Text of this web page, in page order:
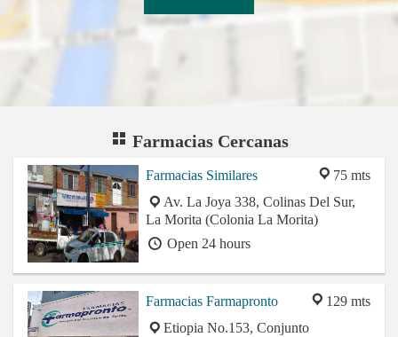
Farmacias Cercanas
75 mts
Farmacias Similares
Av. La Joya 338, Colinas Del Sur,
La Morita (Colonia La Morita)
Open 24 hours
129 mts
Farmacias Farmapronto
Etiopia No.153, Conjunto